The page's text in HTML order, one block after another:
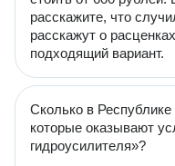
расскажите, что
расскажут о
подходящий вариант.
Сколько в
которые оказывают
гидроусилителя»?